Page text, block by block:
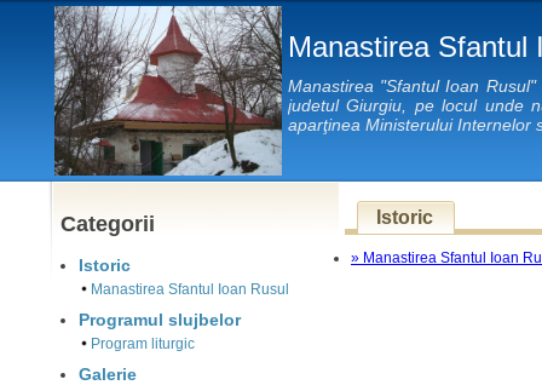
Manastirea Sfantul
Manastirea "Sfantul Ioan
judetul Giurgiu, pe locul unde
aparţinea Ministerului Internelor
Categorii
Istoric
Manastirea Sfantul Ioan Rusul
Programul slujbelor
Program liturgic
Galerie
Istoric
» Manastirea Sfantul Ioan